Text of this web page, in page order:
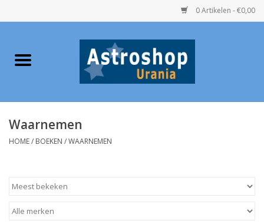
0 Artikelen - €0,00
Home
Telescopen
Boeken
Waarnemen
HOME/ BOEKEN /WAARNEMEN